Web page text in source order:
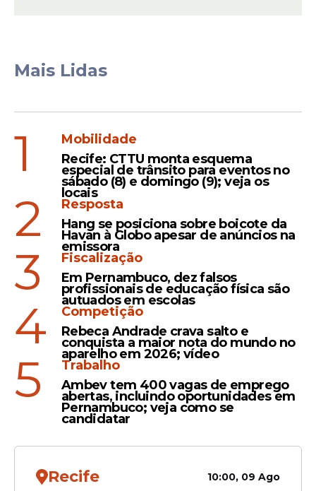
Mais Lidas
1
Mobilidade
Recife: CTTU monta esquema
especial de trânsito para eventos no
sábado (8) e domingo (9); veja os
locais
2
Resposta
Hang se posiciona sobre boicote da
Havan à Globo apesar de anúncios na
emissora
3
Fiscalização
Em Pernambuco, dez falsos
profissionais de educação física são
autuados em escolas
4
Competição
Rebeca Andrade crava salto e
conquista a maior nota do mundo no
aparelho em 2026; vídeo
5
Trabalho
Ambev tem 400 vagas de emprego
abertas, incluindo oportunidades em
Pernambuco; veja como se
candidatar
Recife 10:00, 09 Ago